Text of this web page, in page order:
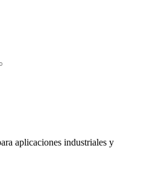
aplicaciones industriales y